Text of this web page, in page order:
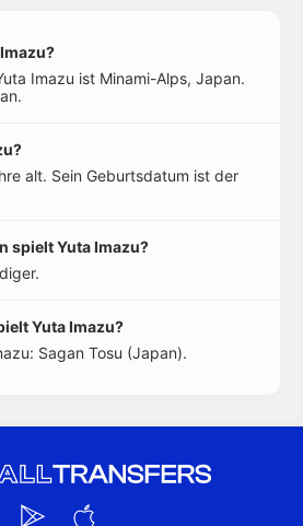
Imazu ist Minami-Alps, Japan.
alt. Sein Geburtsdatum ist der
spielt Yuta Imazu?
Yuta Imazu?
Sagan Tosu (Japan).